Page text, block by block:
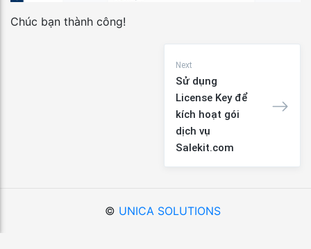
Chúc bạn thành công!
Next
Sử dụng
License Key để
kích hoạt gói
dịch vụ
Salekit.com
© UNICA SOLUTIONS